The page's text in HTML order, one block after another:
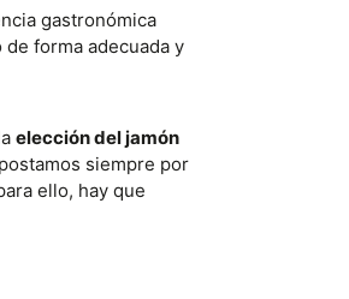
gastronómica
forma adecuada y
elección del jamón
siempre por
ello, hay que